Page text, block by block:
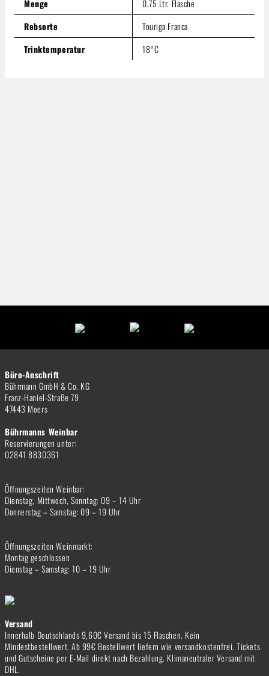
Menge
0,75 Ltr. Flasche
Rebsorte
Touriga Franca
Trinktemperatur
18°C
Büro-Anschrift
Bührmann GmbH & Co. KG
Franz-Haniel-Straße 79
47443 Moers
Bührmanns Weinbar
Reservierungen unter:
02841 8830361
Öffnungszeiten Weinbar:
Dienstag, Mittwoch, Sonntag: 09 – 14 Uhr
Donnerstag – Samstag: 09 – 19 Uhr
Öffnungszeiten Weinmarkt:
Montag geschlossen
Dienstag – Samstag: 10 – 19 Uhr
Versand
Innerhalb Deutschlands 9,60€ Versand bis 15 Flaschen. Kein
Mindestbestellwert. Ab 99€ Bestellwert liefern wie versandkostenfrei. Tickets
und Gutscheine per E-Mail direkt nach Bezahlung. Klimaneutraler Versand mit
DHL.